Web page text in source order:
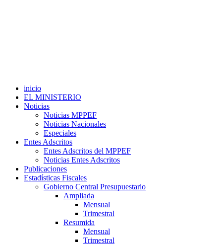
inicio
EL MINISTERIO
Noticias
Noticias MPPEF
Noticias Nacionales
Especiales
Entes Adscritos
Entes Adscritos del MPPEF
Noticias Entes Adscritos
Publicaciones
Estadísticas Fiscales
Gobierno Central Presupuestario
Ampliada
Mensual
Trimestral
Resumida
Mensual
Trimestral